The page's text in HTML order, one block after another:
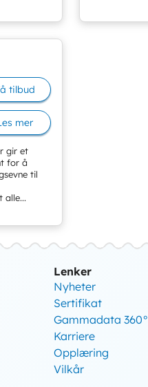
gir et
for å
til
alle...
tilbud
mer
Lenker
Nyheter
Sertifikat
Gammadata 360°
Karriere
Opplæring
Vilkår